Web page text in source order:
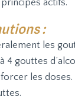
actifs.
:
les
gouttes
les